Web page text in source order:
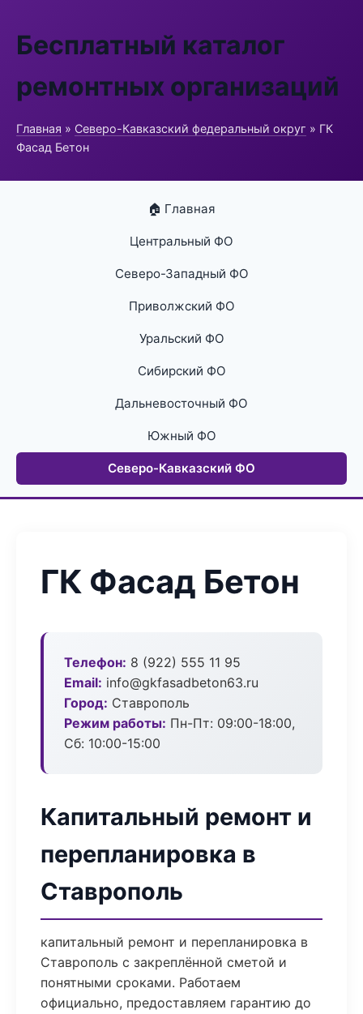
Бесплатный каталог
ремонтных организаций
Главная » Северо-Кавказский федеральный округ » ГК
Фасад Бетон
🏠 Главная
Центральный ФО
Северо-Западный ФО
Приволжский ФО
Уральский ФО
Сибирский ФО
Дальневосточный ФО
Южный ФО
Северо-Кавказский ФО
ГК Фасад Бетон
Телефон: 8 (922) 555 11 95
Email: info@gkfasadbeton63.ru
Город: Ставрополь
Режим работы: Пн-Пт: 09:00-18:00,
Сб: 10:00-15:00
Капитальный ремонт и
перепланировка в
Ставрополь
капитальный ремонт и перепланировка в
Ставрополь с закреплённой сметой и
понятными сроками. Работаем
официально, предоставляем гарантию до